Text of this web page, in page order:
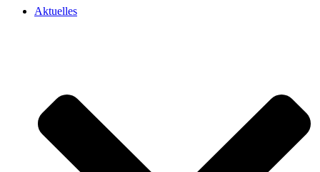
Aktuelles